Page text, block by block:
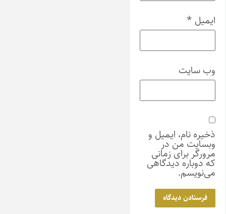
ایمیل *
وب‌ سایت
ذخیره نام، ایمیل و
وبسایت من در
مرورگر برای زمانی
که دوباره دیدگاهی
می‌نویسم.